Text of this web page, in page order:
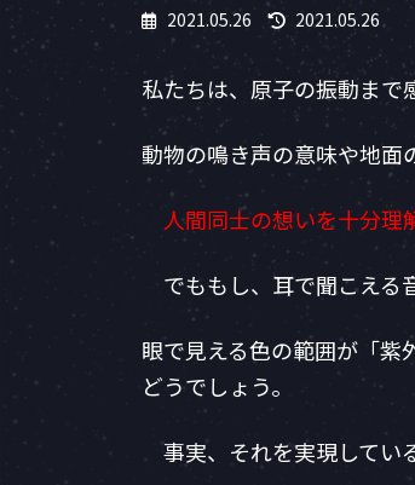
2021.05.26
最
新
日
時
:
2021.05.26
私たちは、原子の振動まで
動物の鳴き声の意味や地面
人間同士の想いを十分理
でももし、耳で聞こえる
眼で見える色の範囲が「紫
どうでしょう。
事実、それを実現してい